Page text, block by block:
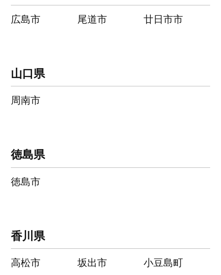
広島市 尾道市 廿日市市
山口県
周南市
徳島県
徳島市
香川県
高松市 坂出市 小豆島町